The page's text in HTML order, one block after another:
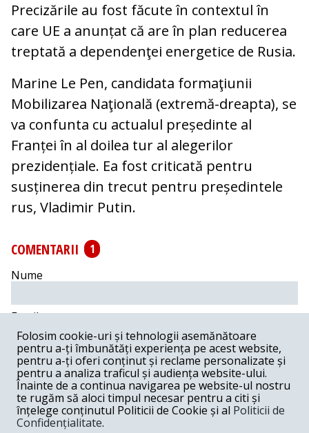
Precizările au fost făcute în contextul în
care UE a anunțat că are în plan reducerea
treptată a dependenţei energetice de Rusia.
Marine Le Pen, candidata formaţiunii
Mobilizarea Naţională (extremă-dreapta), se
va confunta cu actualul președinte al
Franței în al doilea tur al alegerilor
prezidențiale. Ea fost criticată pentru
susținerea din trecut pentru președintele
rus, Vladimir Putin.
COMENTARII
1
Nume
Email
Comentariu
Postează comentariu
Folosim cookie-uri și tehnologii asemănătoare
pentru a-ți îmbunătăți experiența pe acest website,
pentru a-ți oferi conținut și reclame personalizate și
pentru a analiza traficul și audiența website-ului.
Înainte de a continua navigarea pe website-ul nostru
te rugăm să aloci timpul necesar pentru a citi și
înțelege conținutul Politicii de Cookie și al Politicii de
Confidențialitate.